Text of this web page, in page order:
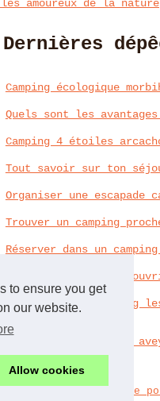
to ensure you get
our website.
Allow cookies
amoureux de la nature
Dernières
Camping écologique
Quels sont les
Camping 4 étoiles
Tout savoir sur ton
Organiser une escapade
Trouver un camping
Réserver dans un
Cliquez ici pour
Découverte du camping
roquebrune
Camping 5 étoiles en
Liste votre